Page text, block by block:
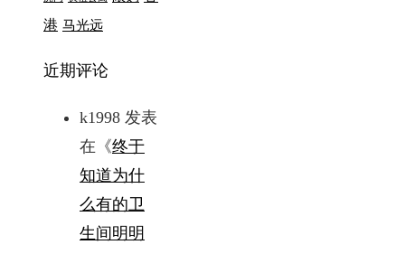
港 马光远
近期评论
k1998 发表
在《终于
知道为什
么有的卫
生间明明